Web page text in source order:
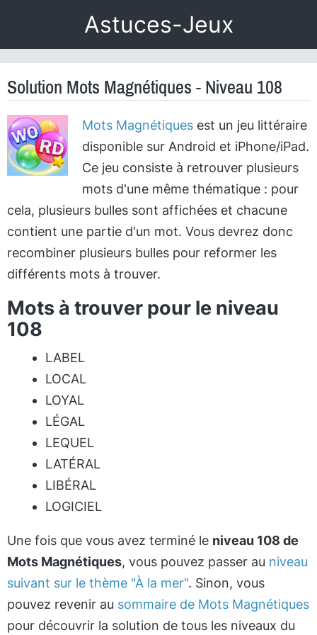
Astuces-Jeux
Solution Mots Magnétiques - Niveau 108
Mots Magnétiquesest un jeu littéraire
disponible sur Android et iPhone/iPad.
Ce jeu consiste à retrouver plusieurs
mots d'une même thématique : pour
cela, plusieurs bulles sont affichées et chacune
contient une partie d'un mot. Vous devrez donc
recombiner plusieurs bulles pour reformer les
différents mots à trouver.
Mots à trouver pour le niveau
108
LABEL
LOCAL
LOYAL
LÉGAL
LEQUEL
LATÉRAL
LIBÉRAL
LOGICIEL
Une fois que vous avez terminé le niveau 108 de
Mots Magnétiques, vous pouvez passer au niveau
suivant sur le thème "À la mer". Sinon, vous
pouvez revenir au sommaire de Mots Magnétiques
pour découvrir la solution de tous les niveaux du